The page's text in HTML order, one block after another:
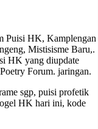
Puisi HK, Kamplengan
Mistisisme Baru,.
HK yang diupdate
Forum. jaringan.
sgp, puisi profetik
HK hari ini, kode